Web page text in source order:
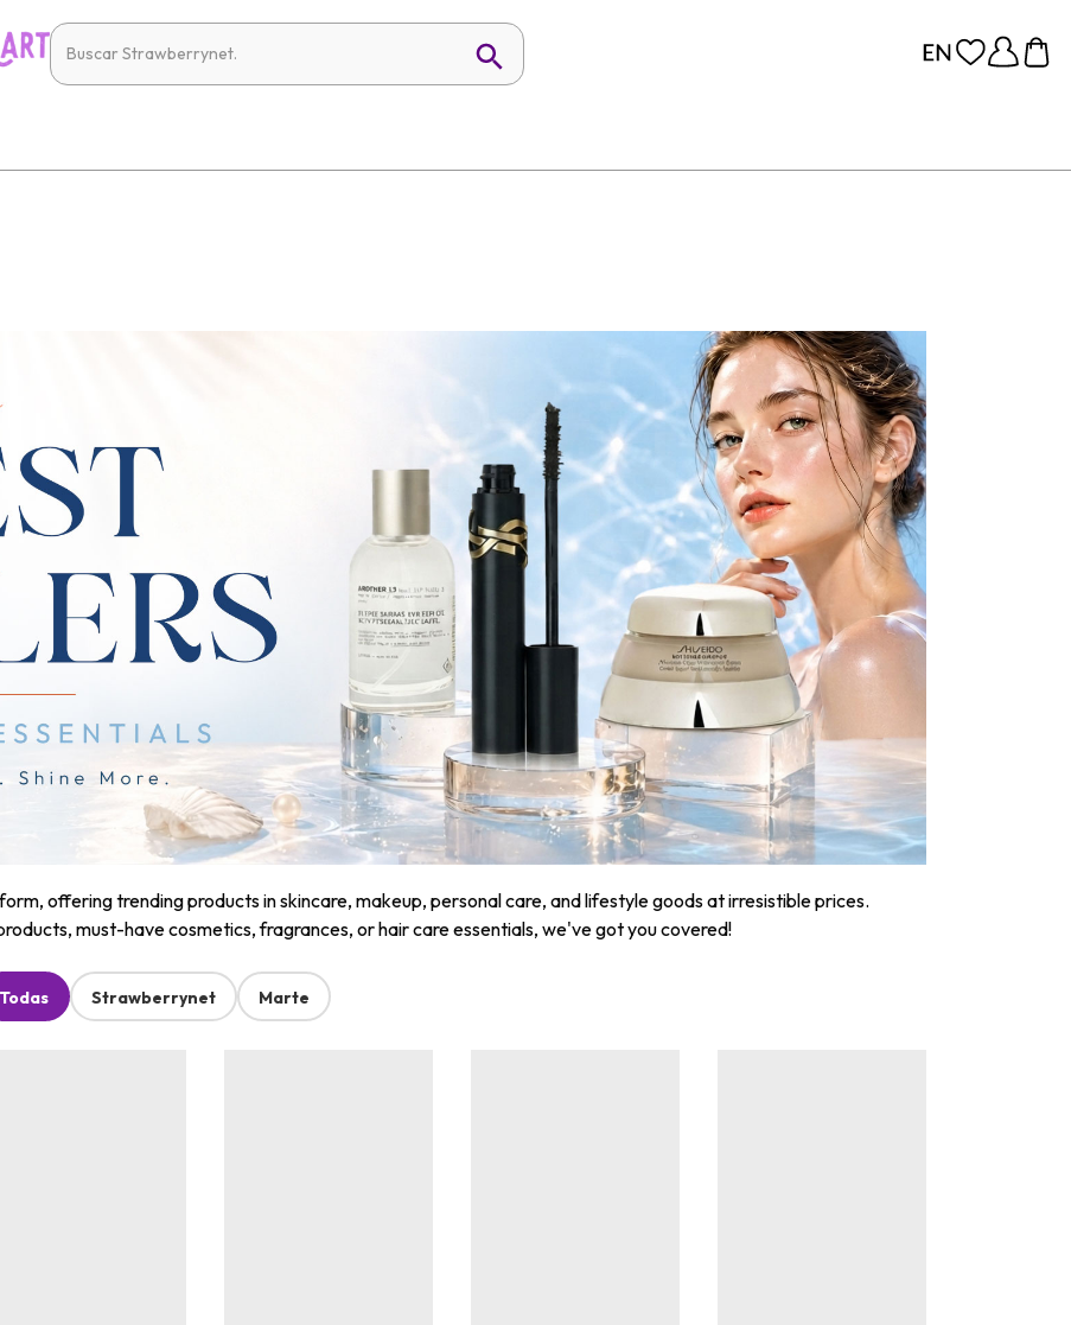
offering trending products in skincare, makeup, personal care, and lifestyle goods at irresistible prices.
must-have cosmetics, fragrances, or hair care essentials, we've got you covered!
Todas Strawberrynet Marte